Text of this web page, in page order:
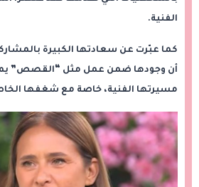
الفنية.
كما عبّرت عن سعادتها الكبيرة
أن وجودها ضمن عمل مثل “القصص”
مسيرتها الفنية، خاصة مع شغفها